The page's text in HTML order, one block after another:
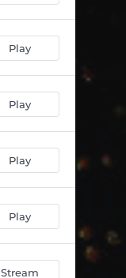
Play
Play
Play
Play
Stream